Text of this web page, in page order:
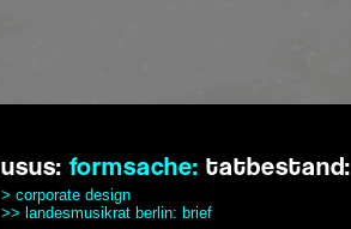
usus: formsache: tatbestand:
> corporate design
>> landesmusikrat berlin: brief